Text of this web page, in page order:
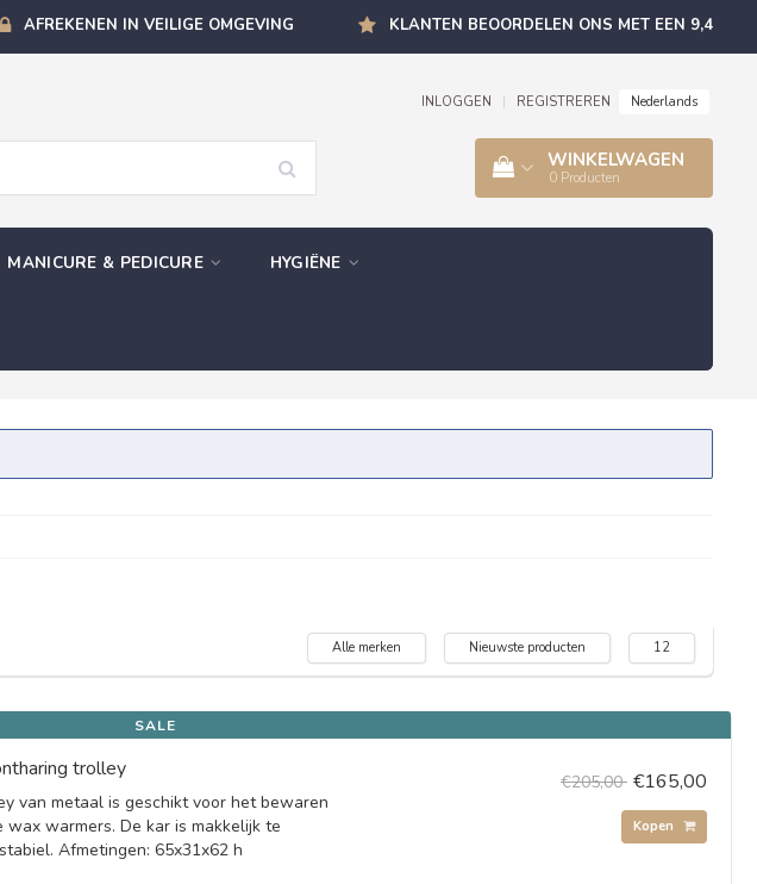
AFREKENEN IN VEILIGE OMGEVING KLANTEN BEOORDELEN ONS MET EEN 9,4
INLOGGEN REGISTREREN Nederlands
WINKELWAGEN
0 Producten
MANICURE & PEDICURE HYGIËNE
Alle merken Nieuwste producten 12
SALE
trolley
van metaal is geschikt voor het bewaren
warmers. De kar is makkelijk te
Afmetingen: 65x31x62 h
€205,00 €165,00
Kopen